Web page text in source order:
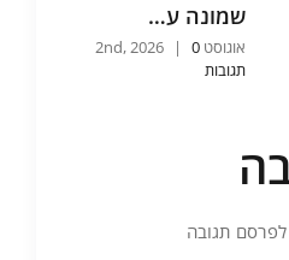
שמונה ע…
אוגוסט 2nd, 2026 |
0
תגובות
לפרסם תגובה